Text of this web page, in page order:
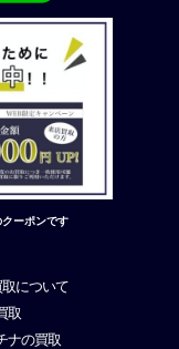
ーポンです
について
取
ナの買取